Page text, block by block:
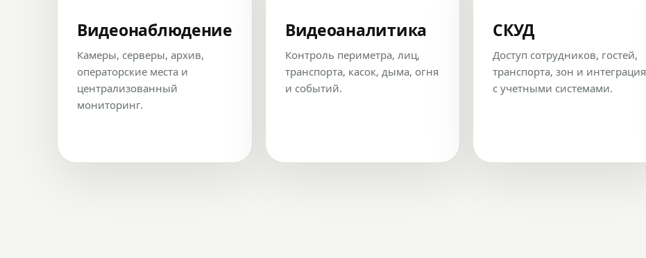
Видеонаблюдение
Камеры, серверы, архив,
операторские места и
централизованный
мониторинг.
Видеоаналитика
Контроль периметра, лиц,
транспорта, касок, дыма, огня
и событий.
СКУД
Доступ сотрудников, гостей,
транспорта, зон и интеграция
с учетными системами.